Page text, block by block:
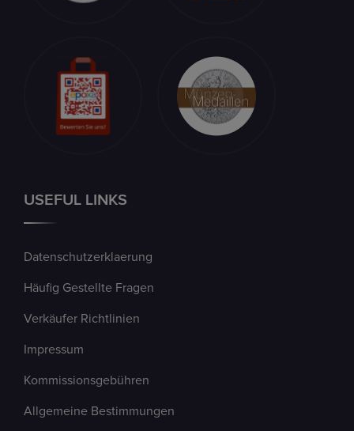
USEFUL LINKS
Datenschutzerklaerung
Häufig Gestellte Fragen
Verkäufer Richtlinien
Impressum
Kommissionsgebühren
Allgemeine Bestimmungen